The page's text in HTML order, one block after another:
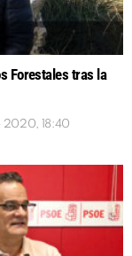
Forestales tras la
2020, 18:40